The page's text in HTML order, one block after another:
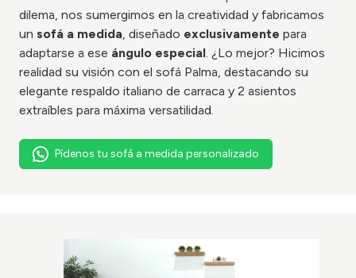
dilema, nos sumergimos en la creatividad y fabricamos
un sofá a medida, diseñado exclusivamente para
adaptarse a ese ángulo especial. ¿Lo mejor? Hicimos
realidad su visión con el sofá Palma, destacando su
elegante respaldo italiano de carraca y 2 asientos
extraíbles para máxima versatilidad.
Pídenos tu sofá a medida personalizado